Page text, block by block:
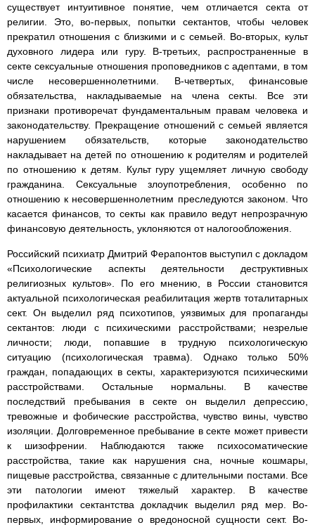
существует интуитивное понятие, чем отличается секта от
религии. Это, во-первых, попытки сектантов, чтобы человек
прекратил отношения с близкими и с семьей. Во-вторых, культ
духовного лидера или гуру. В-третьих, распространенные в
секте сексуальные отношения проповедников с адептами, в том
числе несовершеннолетними. В-четвертых, финансовые
обязательства, накладываемые на члена секты. Все эти
признаки противоречат фундаментальным правам человека и
законодательству. Прекращение отношений с семьей является
нарушением обязательств, которые законодательство
накладывает на детей по отношению к родителям и родителей
по отношению к детям. Культ гуру ущемляет личную свободу
гражданина. Сексуальные злоупотребления, особенно по
отношению к несовершеннолетним преследуются законом. Что
касается финансов, то секты как правило ведут непрозрачную
финансовую деятельность, уклоняются от налогообложения.
Российский психиатр Дмитрий Ферапонтов выступил с докладом
«Психологические аспекты деятельности деструктивных
религиозных культов». По его мнению, в России становится
актуальной психологическая реабилитация жертв тоталитарных
сект. Он выделил ряд психотипов, уязвимых для пропаганды
сектантов: люди с психическими расстройствами; незрелые
личности; люди, попавшие в трудную психологическую
ситуацию (психологическая травма). Однако только 50%
граждан, попадающих в секты, характеризуются психическими
расстройствами. Остальные нормальны. В качестве
последствий пребывания в секте он выделил депрессию,
тревожные и фобические расстройства, чувство вины, чувство
изоляции. Долговременное пребывание в секте может привести
к шизофрении. Наблюдаются также психосоматические
расстройства, такие как нарушения сна, ночные кошмары,
пищевые расстройства, связанные с длительными постами. Все
эти патологии имеют тяжелый характер. В качестве
профилактики сектантства докладчик выделил ряд мер. Во-
первых, информирование о вредоносной сущности сект. Во-